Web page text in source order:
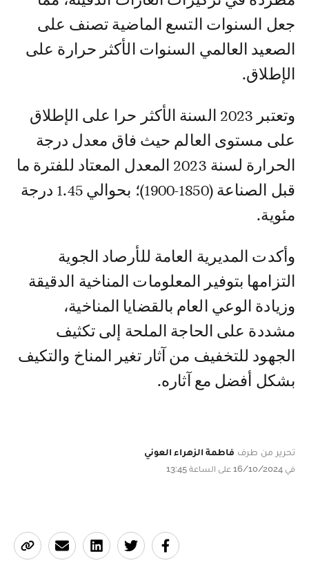
جعل السنوات التسع الماضية تصنف على
الصعيد العالمي السنوات الأكثر حرارة على
الإطلاق.
وتعتبر 2023 السنة الأكثر حرا على الإطلاق
على مستوى العالم حيث فاق معدل درجة
الحرارة لسنة 2023 المعدل المعتاد للفترة ما
قبل الصناعة (1850-1900)؛ بحوالي 1.45 درجة
مئوية.
وأكدت المديرية العامة للأرصاد الجوية
التزامها بتوفير المعلومات المناخية الدقيقة
وزيادة الوعي العام بالقضايا المناخية،
مشددة على الحاجة الملحة إلى تكثيف
الجهود للتخفيف من آثار تغير المناخ والتكيف
بشكل أفضل مع آثاره.
تحرير من طرف فاطمة الزهراء العوني
في 16/10/2024 على الساعة 13:45